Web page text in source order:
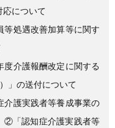
応について
等処遇改善加算等に関す
度介護報酬改定に関する
」の送付について
護実践者等養成事業の
②「認知症介護実践者等